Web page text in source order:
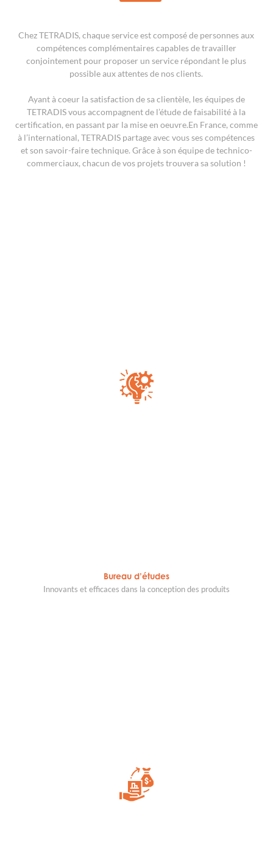
Chez TETRADIS, chaque service est composé de personnes aux
compétences complémentaires capables de travailler
conjointement pour proposer un service répondant le plus
possible aux attentes de nos clients.
Ayant à coeur la satisfaction de sa clientèle, les équipes de
TETRADIS vous accompagnent de l’étude de faisabilité à la
certification, en passant par la mise en oeuvre.En France, comme
à l’international, TETRADIS partage avec vous ses compétences
et son savoir-faire technique. Grâce à son équipe de technico-
commerciaux, chacun de vos projets trouvera sa solution !
Bureau d’études
Innovants et efficaces dans la conception des produits